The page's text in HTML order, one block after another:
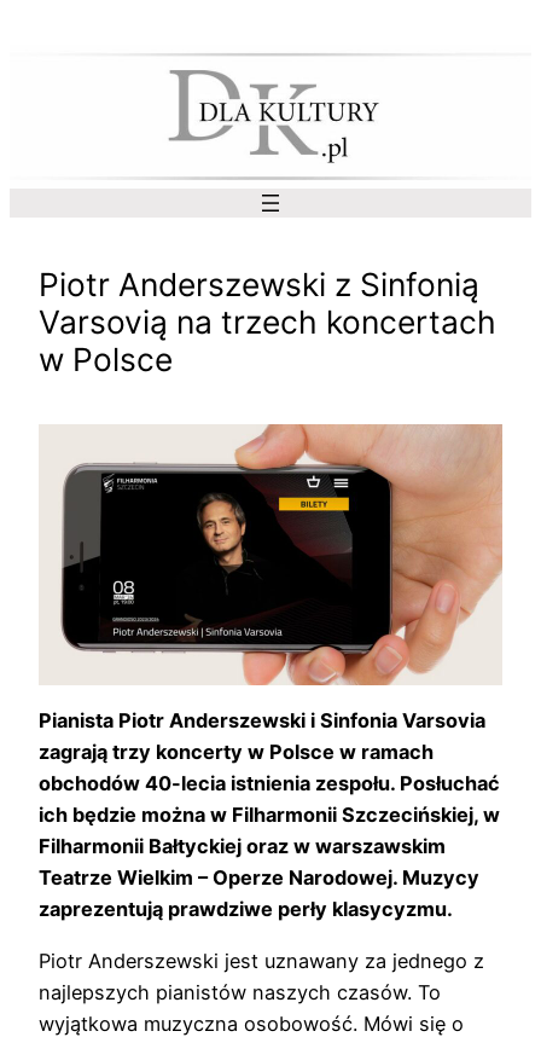
Piotr Anderszewski z Sinfonią
Varsovią na trzech koncertach
w Polsce
Pianista Piotr Anderszewski i Sinfonia Varsovia
zagrają trzy koncerty w Polsce w ramach
obchodów 40-lecia istnienia zespołu. Posłuchać
ich będzie można w Filharmonii Szczecińskiej, w
Filharmonii Bałtyckiej oraz w warszawskim
Teatrze Wielkim – Operze Narodowej. Muzycy
zaprezentują prawdziwe perły klasycyzmu.
Piotr Anderszewski jest uznawany za jednego z
najlepszych pianistów naszych czasów. To
wyjątkowa muzyczna osobowość. Mówi się o